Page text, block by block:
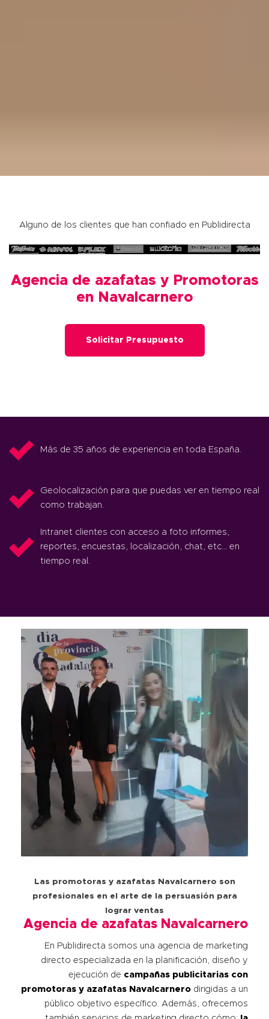
Alguno de los clientes que han confiado en Publidirecta
Agencia de azafatas y Promotoras
en Navalcarnero
Solicitar Presupuesto
Más de 35 años de experiencia en toda España.
Geolocalización para que puedas ver en tiempo real
como trabajan.
Intranet clientes con acceso a foto informes,
reportes, encuestas, localización, chat, etc… en
tiempo real.
Las promotoras y azafatas Navalcarnero son
profesionales en el arte de la persuasión para
lograr ventas
Agencia de azafatas Navalcarnero
En Publidirecta somos una agencia de marketing
directo especializada en la planificación, diseño y
ejecución de campañas publicitarias con
promotoras y azafatas Navalcarnero dirigidas a un
público objetivo específico. Además, ofrecemos